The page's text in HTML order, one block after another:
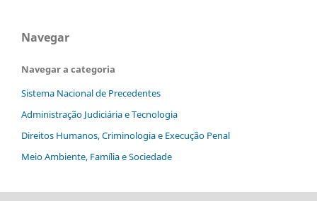
Navegar
Navegar a categoria
Sistema Nacional de Precedentes
Administração Judiciária e Tecnologia
Direitos Humanos, Criminologia e Execução Penal
Meio Ambiente, Família e Sociedade